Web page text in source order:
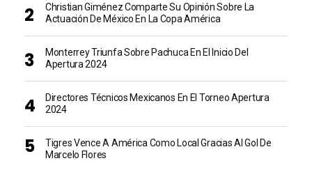
Christian Giménez Comparte Su Opinión Sobre La
Actuación De México En La Copa América
Monterrey Triunfa Sobre Pachuca En El Inicio Del
Apertura 2024
Directores Técnicos Mexicanos En El Torneo Apertura
2024
Tigres Vence A América Como Local Gracias Al Gol De
Marcelo Flores